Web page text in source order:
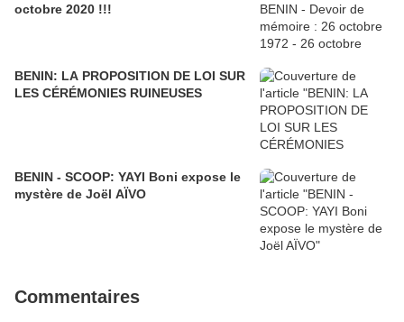
octobre 2020 !!!
BENIN: LA PROPOSITION DE LOI SUR
LES CÉRÉMONIES RUINEUSES
BENIN - SCOOP: YAYI Boni expose le
mystère de Joël AÏVO
Commentaires